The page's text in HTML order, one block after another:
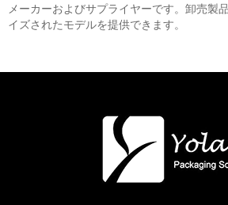
メーカーおよびサプライヤーです。卸売製
イズされたモデルを提供できます。